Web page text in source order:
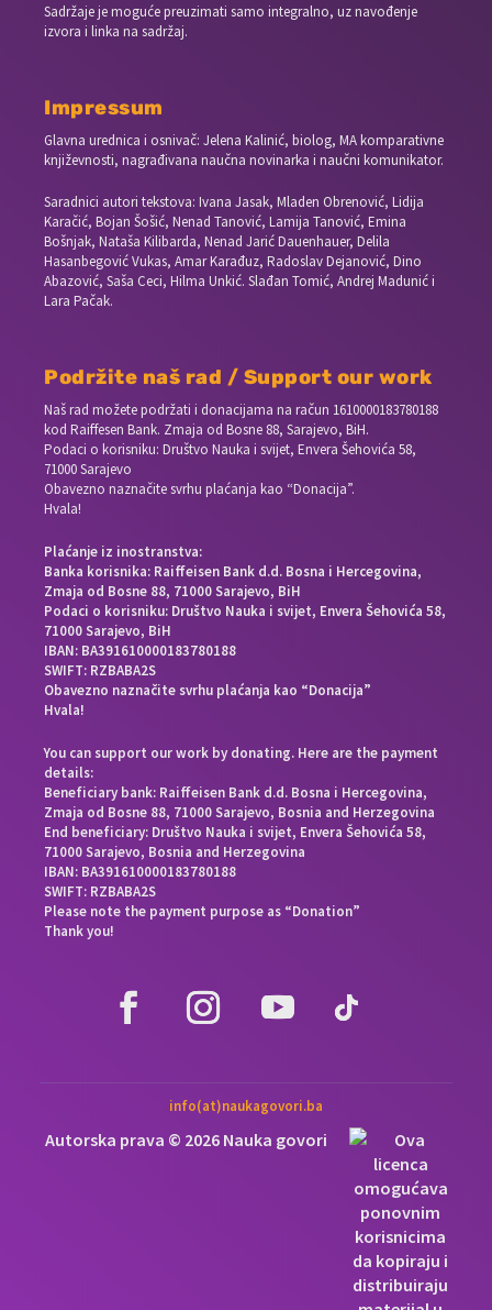
Sadržaje je moguće preuzimati samo integralno, uz navođenje
izvora i linka na sadržaj.
Impressum
Glavna urednica i osnivač: Jelena Kalinić, biolog, MA komparativne
književnosti, nagrađivana naučna novinarka i naučni komunikator.
Saradnici autori tekstova: Ivana Jasak, Mladen Obrenović, Lidija
Karačić, Bojan Šošić, Nenad Tanović, Lamija Tanović, Emina
Bošnjak, Nataša Kilibarda, Nenad Jarić Dauenhauer, Delila
Hasanbegović Vukas, Amar Karađuz, Radoslav Dejanović, Dino
Abazović, Saša Ceci, Hilma Unkić. Slađan Tomić, Andrej Madunić i
Lara Pačak.
Podržite naš rad / Support our work
Naš rad možete podržati i donacijama na račun 1610000183780188
kod Raiffesen Bank. Zmaja od Bosne 88, Sarajevo, BiH.
Podaci o korisniku: Društvo Nauka i svijet, Envera Šehovića 58,
71000 Sarajevo
Obavezno naznačite svrhu plaćanja kao “Donacija”.
Hvala!
Plaćanje iz inostranstva:
Banka korisnika: Raiffeisen Bank d.d. Bosna i Hercegovina,
Zmaja od Bosne 88, 71000 Sarajevo, BiH
Podaci o korisniku: Društvo Nauka i svijet, Envera Šehovića 58,
71000 Sarajevo, BiH
IBAN: BA391610000183780188
SWIFT: RZBABA2S
Obavezno naznačite svrhu plaćanja kao “Donacija”
Hvala!
You can support our work by donating. Here are the payment
details:
Beneficiary bank: Raiffeisen Bank d.d. Bosna i Hercegovina,
Zmaja od Bosne 88, 71000 Sarajevo, Bosnia and Herzegovina
End beneficiary: Društvo Nauka i svijet, Envera Šehovića 58,
71000 Sarajevo, Bosnia and Herzegovina
IBAN: BA391610000183780188
SWIFT: RZBABA2S
Please note the payment purpose as “Donation”
Thank you!
info(at)naukagovori.ba
Autorska prava © 2026 Nauka govori